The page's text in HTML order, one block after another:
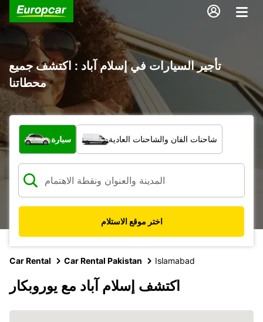
تأجير السيارات في إسلام آباد : اكتشف جميع
محطاتنا
ما نوع المركبة؟
سيارة شاحنات الفان والشاحنات العادية
اختر موقع الاستلام
Car Rental Car Rental Pakistan Islamabad
اكتشف إسلام آباد مع يوروبكار